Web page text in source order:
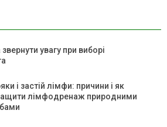
увагу при виборі
і застій лімфи: причини і як
лімфодренаж природними